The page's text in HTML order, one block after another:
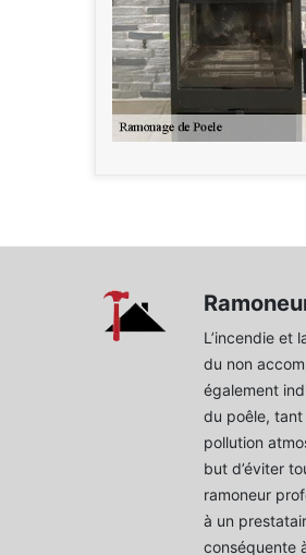
L’incendie et
du non
également
du poêle, tant
pollution
but d’éviter
ramoneur
à un
conséquente